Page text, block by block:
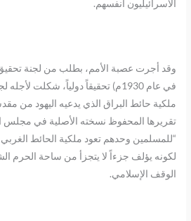
الاسرائيليون أنفسهم.
وقد أجرت عصبة الأمم، بطلب من لجنة تحقيق
في عام 1930م) تحقيقاً دولياً، شكلت
ملكية حائط البراق الذي يدعيه اليهود من
تقريرها المحفوظ نسخته الأصلية في مجلس
“للمسلمين وحدهم تعود ملكية الحائط الغربي
لكونه يؤلف جزءاً لا يتجزأ من ساحة الحرم
الوقف الإسلامي.